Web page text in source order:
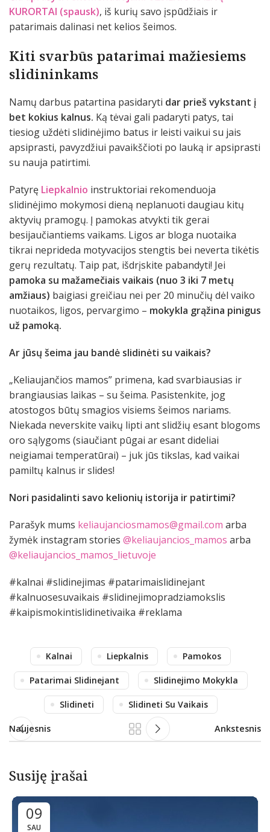
KURORTAI (spausk), iš kurių savo įspūdžiais ir
patarimais dalinasi net kelios šeimos.
Kiti svarbūs patarimai mažiesiems
slidininkams
Namų darbus patartina pasidaryti dar prieš vykstant į
bet kokius kalnus. Ką tėvai gali padaryti patys, tai
tiesiog uždėti slidinėjimo batus ir leisti vaikui su jais
apsiprasti, pavyzdžiui pavaikščioti po lauką ir apsiprasti
su nauja patirtimi.
Patyrę Liepkalnio instruktoriai rekomenduoja
slidinėjimo mokymosi dieną neplanuoti daugiau kitų
aktyvių pramogų. Į pamokas atvykti tik gerai
besijaučiantiems vaikams. Ligos ar bloga nuotaika
tikrai neprideda motyvacijos stengtis bei neverta tikėtis
gerų rezultatų. Taip pat, išdrįskite pabandyti! Jei
pamoka su mažamečiais vaikais (nuo 3 iki 7 metų
amžiaus) baigiasi greičiau nei per 20 minučių dėl vaiko
nuotaikos, ligos, pervargimo – mokykla grąžina pinigus
už pamoką.
Ar jūsų šeima jau bandė slidinėti su vaikais?
„Keliaujančios mamos” primena, kad svarbiausias ir
brangiausias laikas – su šeima. Pasistenkite, jog
atostogos būtų smagios visiems šeimos nariams.
Niekada neverskite vaikų lipti ant slidžių esant blogoms
oro sąlygoms (siaučiant pūgai ar esant dideliai
neigiamai temperatūrai) – juk jūs tikslas, kad vaikai
pamiltų kalnus ir slides!
Nori pasidalinti savo kelionių istorija ir patirtimi?
Parašyk mums keliaujanciosmamos@gmail.com arba
žymėk instagram stories @keliaujancios_mamos arba
@keliaujancios_mamos_lietuvoje
#kalnai #slidinejimas #patarimaislidinejant
#kalnuosesuvaikais #slidinejimopradziamokslis
#kaipismokintislidinetivaika #reklama
Kalnai Liepkalnis Pamokos
Patarimai Slidinejant Slidinejimo Mokykla
Slidineti Slidineti Su Vaikais
Naujesnis Ankstesnis
Susiję įrašai
09
SAU